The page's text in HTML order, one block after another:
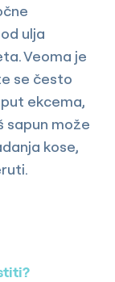
ulja
Veoma je
se često
ekcema,
sapun može
kose,